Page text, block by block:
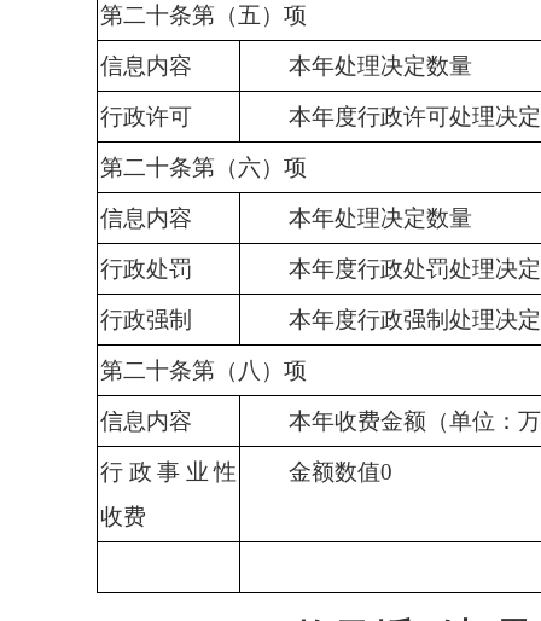
第二十条第（五）项
信息内容
本年处理决定数量
行政许可
本年度行政许可处理决
第二十条第（六）项
信息内容
本年处理决定数量
行政处罚
本年度行政处罚处理决
行政强制
本年度行政强制 处理决
第二十条第（八）项
信息内容
本年收费金额（单位：
行政事业性
收费
金额数值0